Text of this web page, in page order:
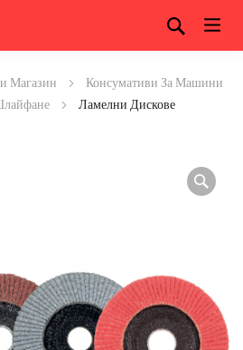
Магазин
Консумативи За Машини
Ламелни Дискове